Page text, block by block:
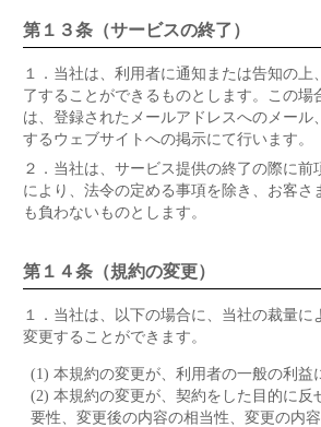
第１３条（サービスの終了）
１． 当社は、利用者に通知または告知の上
了することができるものとします。この場
は、登録されたメールアドレスへのメール
するウェブサイトへの掲示にて行います。
２． 当社は、サービス提供の終了の際に前
により、法令の定める事項を除き、お客さ
も負わないものとします。
第１４条（規約の変更）
１． 当社は、以下の場合に、当社の裁量に
変更することができます。
(1) 本規約の変更が、利用者の一般の利益
(2) 本規約の変更が、契約をした目的に反
要性、変更後の内容の相当性、変更の内